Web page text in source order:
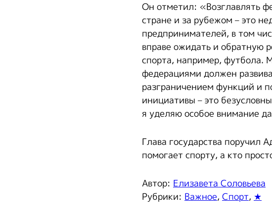
Он отметил: «Возглавлять
стране и за рубежом – это
предпринимателей, в том
вправе ожидать и обратную
спорта, например, футбола.
федерациями должен
разграничением функций и
инициативы – это
я уделяю особое внимание
Глава государства поручил
помогает спорту, а кто
Автор: Елизавета Соловьева
Рубрики: Важное, Спорт, ★